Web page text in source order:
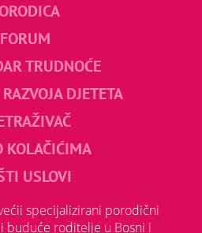
FORUM
TRUDNOĆE
DJETETA
KOLAČIĆIMA
USLOVI
specijalizirani porodični
buduće roditelje u Bosni i